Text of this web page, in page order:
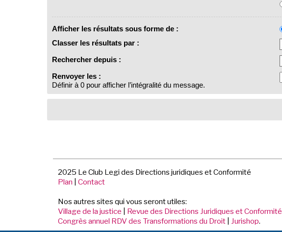
Afficher les résultats sous forme de :
Classer les résultats par :
Rechercher depuis :
Renvoyer les :
Définir à 0 pour afficher l’intégralité du message.
2025 Le Club Legi des Directions juridiques et Conformité
Plan
Contact
Nos autres sites qui vous seront utiles:
Village de la justice
Revue des Directions Juridiques et Conformité
Congrès annuel RDV des Transformations du Droit
Jurishop.